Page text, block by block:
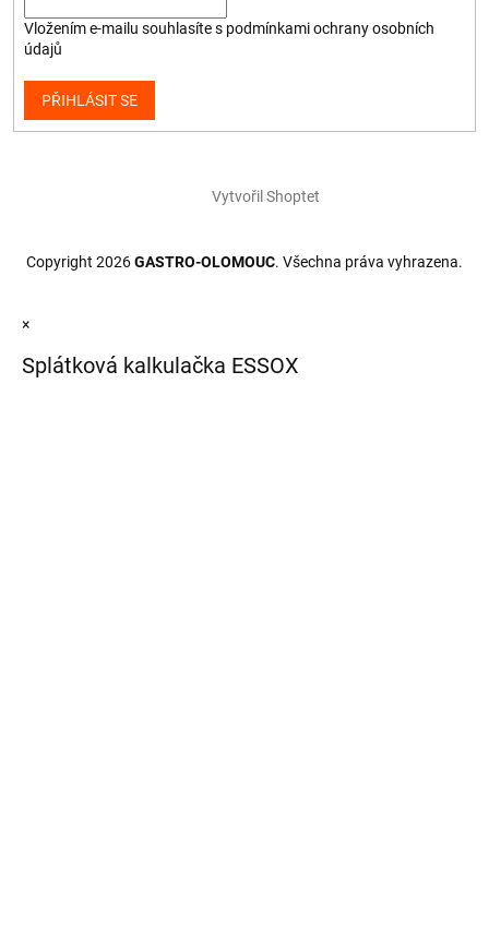
Vložením e-mailu souhlasíte s podmínkami ochrany osobních
údajů
PŘIHLÁSIT SE
Vytvořil Shoptet
Copyright 2026GASTRO-OLOMOUC. Všechna práva vyhrazena.
×
Splátková kalkulačka ESSOX